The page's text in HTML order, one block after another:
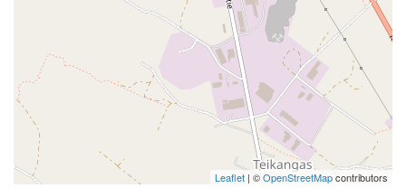
Leaflet | ©OpenStreetMapcontributors